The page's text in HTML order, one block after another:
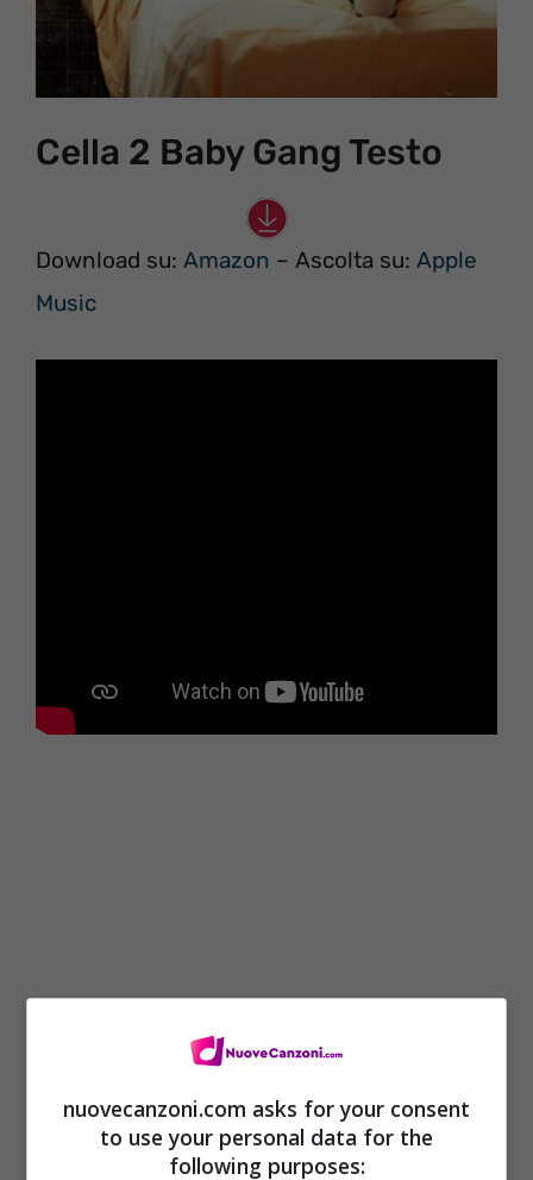
Cella 2 Baby Gang Testo
Download su: Amazon – Ascolta su: Apple
Music
Brrra, yao
nuovecanzoni.com asks for your consent
to use your personal data for the
following purposes: